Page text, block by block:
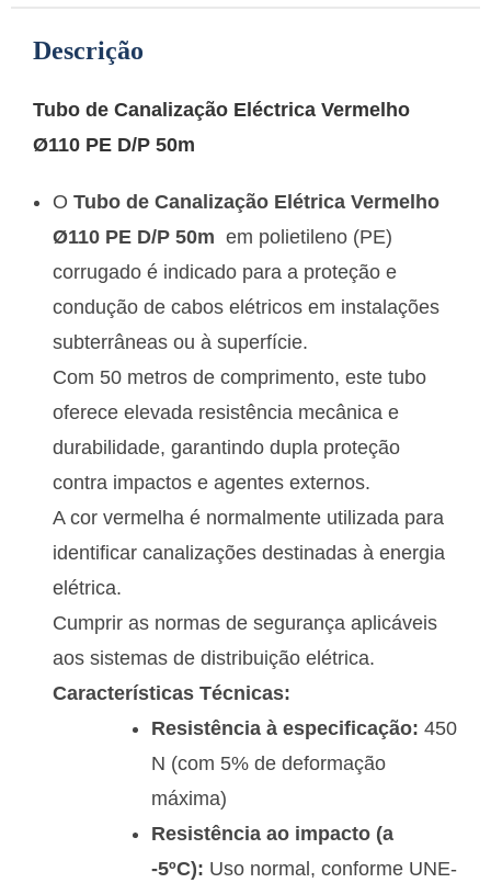
Descrição
Tubo de Canalização Eléctrica Vermelho
Ø110 PE D/P 50m
O Tubo de Canalização Elétrica Vermelho
Ø110 PE D/P 50m em polietileno (PE)
corrugado é indicado para a proteção e
condução de cabos elétricos em instalações
subterrâneas ou à superfície.
Com 50 metros de comprimento, este tubo
oferece elevada resistência mecânica e
durabilidade, garantindo dupla proteção
contra impactos e agentes externos.
A cor vermelha é normalmente utilizada para
identificar canalizações destinadas à energia
elétrica.
Cumprir as normas de segurança aplicáveis ​​
aos sistemas de distribuição elétrica.
Características Técnicas:
Resistência à especificação: 450
N (com 5% de deformação
máxima)
Resistência ao impacto (a
-5ºC): Uso normal, conforme UNE-